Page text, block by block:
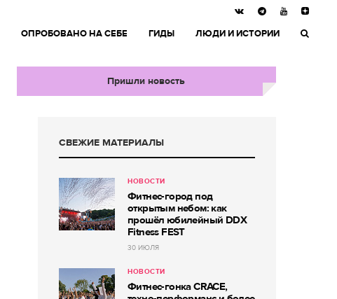
ОПРОБОВАНО НА СЕБЕ ГИДЫ ЛЮДИ И ИСТОРИИ
Пришли новость
СВЕЖИЕ МАТЕРИАЛЫ
НОВОСТИ
Фитнес-город под
открытым небом: как
прошёл юбилейный DDX
Fitness FEST
30 ИЮЛЯ
НОВОСТИ
Фитнес-гонка CRACE,